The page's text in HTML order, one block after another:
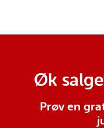
Øk
Prøv en